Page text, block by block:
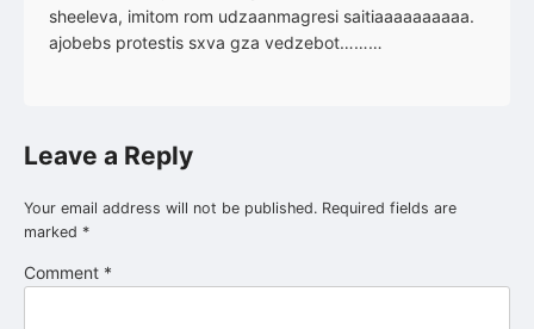
sheeleva, imitom rom udzaanmagresi saitiaaaaaaaaaa.
ajobebs protestis sxva gza vedzebot………
Leave a Reply
Your email address will not be published. Required fields are
marked *
Comment *